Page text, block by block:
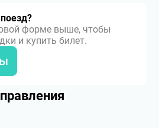
форме выше, чтобы
и купить билет.